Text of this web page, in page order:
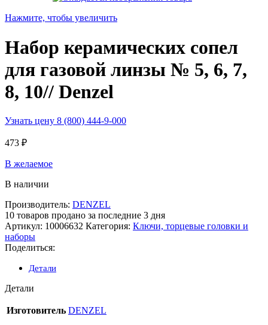
Нажмите, чтобы увеличить
Набор керамических сопел
для газовой линзы № 5, 6, 7,
8, 10// Denzel
Узнать цену 8 (800) 444-9-000
473 ₽
В желаемое
В наличии
Производитель: DENZEL
10 товаров продано за последние 3 дня
Артикул: 10006632 Категория: Ключи, торцевые головки и
наборы
Поделиться:
Детали
Детали
Изготовитель DENZEL